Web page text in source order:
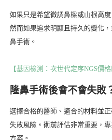
如果只是希望微調鼻樑或山根高
然而如果追求明顯且持久的變化
鼻手術。
【基因檢測：次世代定序NGS價
隆鼻手術後會不會失敗
選擇合格的醫師、適合的材料並
失敗風險。術前評估非常重要，
方案。